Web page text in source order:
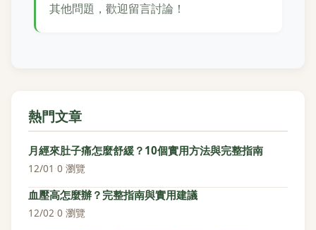
其他問題，歡迎留言討論！
熱門文章
月經來肚子痛怎麼舒緩？10個實用方法與完整指南
12/01 ·0 瀏覽
血壓高怎麼辦？完整指南與實用建議
12/02·0 瀏覽